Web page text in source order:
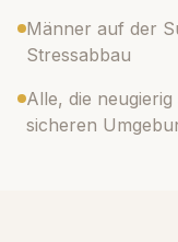
Männer auf der
Stressabbau
Alle, die
sicheren